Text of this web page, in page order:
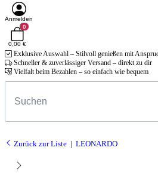
Anmelden
0
0,00 €
Exklusive Auswahl – Stilvoll genießen mit
Schneller & zuverlässiger Versand – direkt zu dir
Vielfalt beim Bezahlen – so einfach wie bequem
Zurück zur Liste LEONARDO